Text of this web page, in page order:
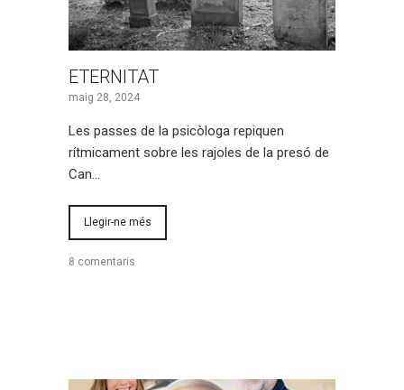
ETERNITAT
maig 28, 2024
Les passes de la psicòloga repiquen
rítmicament sobre les rajoles de la presó de
Can…
Llegir-ne més
8 comentaris